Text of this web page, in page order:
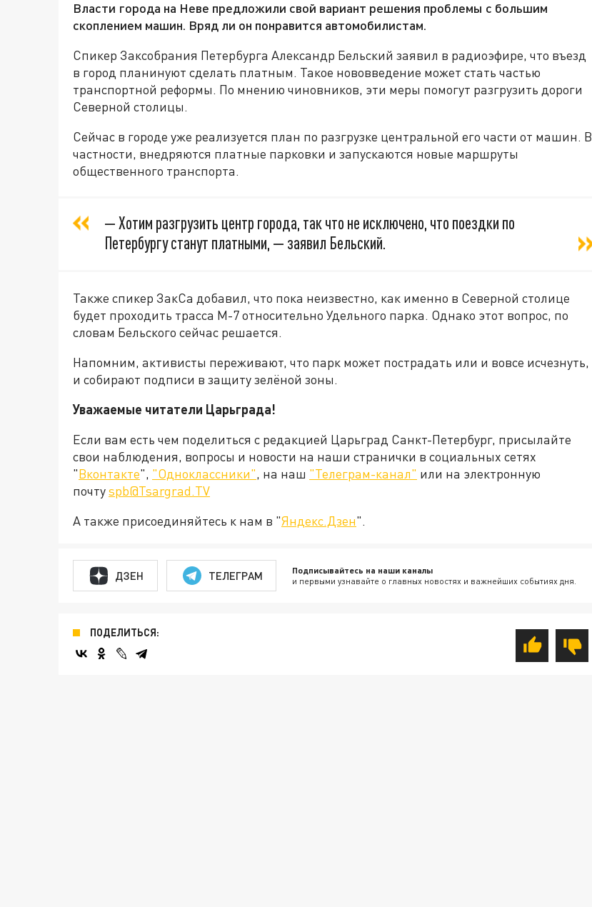
Власти города на Неве предложили свой вариант решения проблемы с большим
скоплением машин. Вряд ли он понравится автомобилистам.
Спикер Заксобрания Петербурга Александр Бельский заявил в радиоэфире, что въезд
в город планинуют сделать платным. Такое нововведение может стать частью
транспортной реформы. По мнению чиновников, эти меры помогут разгрузить дороги
Северной столицы.
Сейчас в городе уже реализуется план по разгрузке центральной его части от машин. В
частности, внедряются платные парковки и запускаются новые маршруты
общественного транспорта.
— Хотим разгрузить центр города, так что не исключено, что поездки по
Петербургу станут платными, — заявил Бельский.
Также спикер ЗакСа добавил, что пока неизвестно, как именно в Северной столице
будет проходить трасса М-7 относительно Удельного парка. Однако этот вопрос, по
словам Бельского сейчас решается.
Напомним, активисты переживают, что парк может пострадать или и вовсе исчезнуть,
и собирают подписи в защиту зелёной зоны.
Уважаемые читатели Царьграда!
Если вам есть чем поделиться с редакцией Царьград Санкт-Петербург, присылайте
свои наблюдения, вопросы и новости на наши странички в социальных сетях
"Вконтакте", "Одноклассники", на наш "Телеграм-канал" или на электронную
почтуspb@Tsargrad.TV
А также присоединяйтесь к нам в "Яндекс.Дзен".
ДЗЕН ТЕЛЕГРАМ Подписывайтесь на наши каналы
и первыми узнавайте о главных новостях и важнейших событиях дня.
ПОДЕЛИТЬСЯ: